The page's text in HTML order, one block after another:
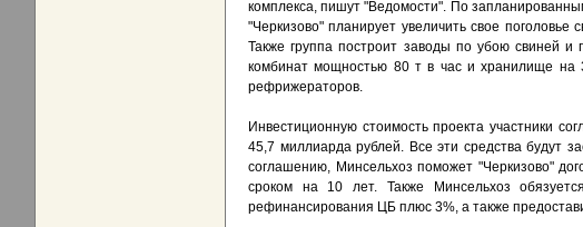
комплекса, пишут "Ведомости". По
"Черкизово" планирует увеличить свое
Также группа построит заводы по убою свиней
комбинат мощностью 80 т в час и хранилище на
рефрижераторов.
Инвестиционную стоимость проекта участники
45,7 миллиарда рублей. Все эти средства будут
соглашению, Минсельхоз поможет "Черкизово"
сроком на 10 лет. Также Минсельхоз
рефинансирования ЦБ плюс 3%, а также